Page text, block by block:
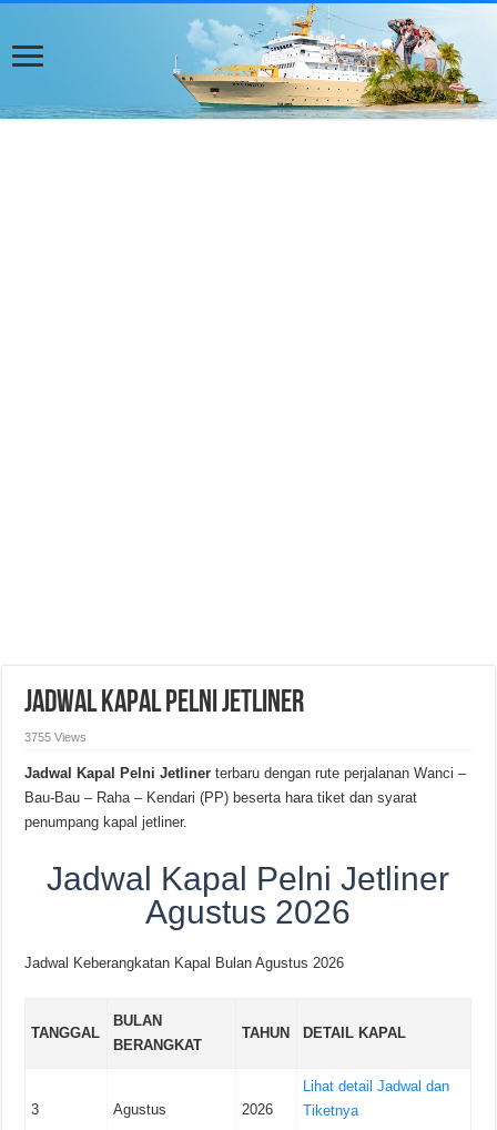
Jadwal Kapal Pelni Jetliner
3755 Views
Jadwal Kapal Pelni Jetliner terbaru dengan rute perjalanan Wanci –
Bau-Bau – Raha – Kendari (PP) beserta hara tiket dan syarat
penumpang kapal jetliner.
Jadwal Kapal Pelni Jetliner
Agustus 2026
Jadwal Keberangkatan Kapal Bulan Agustus 2026
TANGGAL
BULAN
BERANGKAT
TAHUN DETAIL KAPAL
3 Agustus 2026
Lihat detail Jadwal dan
Tiketnya